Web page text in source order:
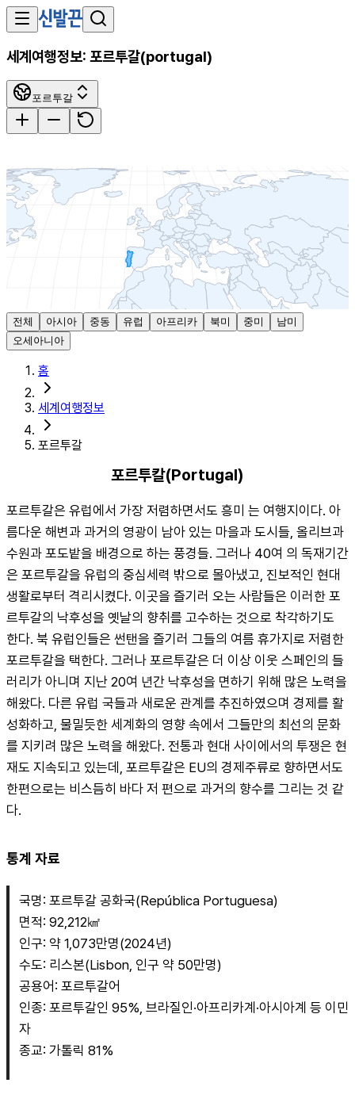
세계여행정보: 포르투갈(portugal)
포르투갈
전체 아시아 중동 유럽 아프리카 북미 중미
남미
오세아니아
홈
세계여행정보
포르투갈
포르투칼(Portugal)
포르투갈은 유럽에서 가장 저렴하면서도 흥미 는 여행지이다. 아
름다운 해변과 과거의 영광이 남아 있는 마을과 도시들, 올리브과
수원과 포도밭을 배경으로 하는 풍경들. 그러나 40여 의 독재기간
은 포르투갈을 유럽의 중심세력 밖으로 몰아냈고, 진보적인 현대
생활로부터 격리시켰다. 이곳을 즐기러 오는 사람들은 이러한 포
르투갈의 낙후성을 옛날의 향취를 고수하는 것으로 착각하기도
한다. 북 유럽인들은 썬탠을 즐기러 그들의 여름 휴가지로 저렴한
포르투갈을 택한다. 그러나 포르투갈은 더 이상 이웃 스페인의 들
러리가 아니며 지난 20여 년간 낙후성을 면하기 위해 많은 노력을
해왔다. 다른 유럽 국들과 새로운 관계를 추진하였으며 경제를 활
성화하고, 물밀듯한 세계화의 영향 속에서 그들만의 최선의 문화
를 지키려 많은 노력을 해왔다. 전통과 현대 사이에서의 투쟁은 현
재도 지속되고 있는데, 포르투갈은 EU의 경제주류로 향하면서도
한편으로는 비스듬히 바다 저 편으로 과거의 향수를 그리는 것 같
다.
통계 자료
국명: 포르투갈 공화국(República Portuguesa)
면적: 92,212㎢
인구: 약 1,073만명(2024년)
수도: 리스본(Lisbon, 인구 약 50만명)
공용어: 포르투갈어
인종: 포르투갈인 95%, 브라질인·아프리카계·아시아계 등 이민
자
종교: 가톨릭 81%